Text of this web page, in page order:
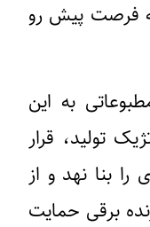
فرصت پیش رو
به این
تولید، قرار
بنا نهد و از
برقی حمایت